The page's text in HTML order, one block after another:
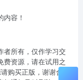
容！
者所有，仅作学习交
费资源，请在试用之
购买正版，谢谢合